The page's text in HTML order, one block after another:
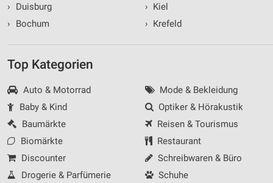
›
Duisburg
›
Bochum
› Kiel
› Krefeld
Top Kategorien
Auto & Motorrad
Baby & Kind
Baumärkte
Biomärkte
Discounter
Drogerie & Parfümerie
Mode & Bekleidung
Optiker & Hörakustik
Reisen & Tourismus
Restaurant
Schreibwaren & Büro
Schuhe